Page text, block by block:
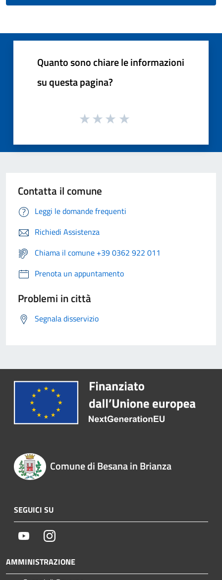
Quanto sono chiare le informazioni
su questa pagina?
Contatta il comune
Leggi le domande frequenti
Richiedi Assistenza
Chiama il comune +39 0362 922 011
Prenota un appuntamento
Problemi in città
Segnala disservizio
Comune di Besana in Brianza
SEGUICI SU
YoutubeInstagram
AMMINISTRAZIONE